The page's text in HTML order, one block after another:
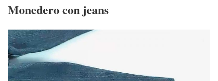
Monedero con jeans